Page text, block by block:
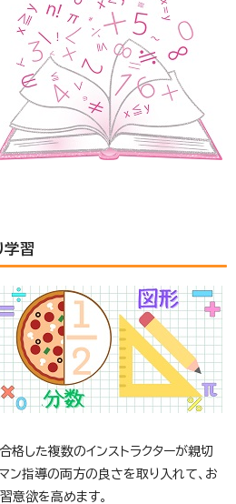
学習
格した複数のインストラクターが親切
ン指導の両方の良さを取り入れて、お
意欲を高めます。